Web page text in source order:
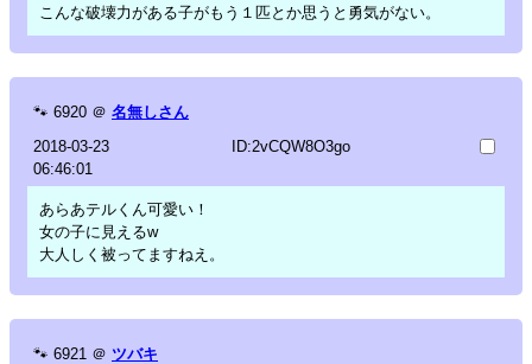
こんな破壊力がある子がもう１匹とか思うと勇気がない。
🐾 6920 ＠ 名無しさん
2018-03-23
06:46:01
ID:2vCQW8O3go
あらあテルくん可愛い！
女の子に見えるw
大人しく被ってますねえ。
🐾 6921 ＠ ツバキ